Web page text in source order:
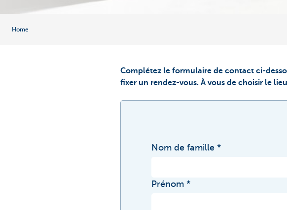
Home
Complétez le formulaire de contact ci-
fixer un rendez-vous. À vous de choisir le
Nom de famille
Prénom